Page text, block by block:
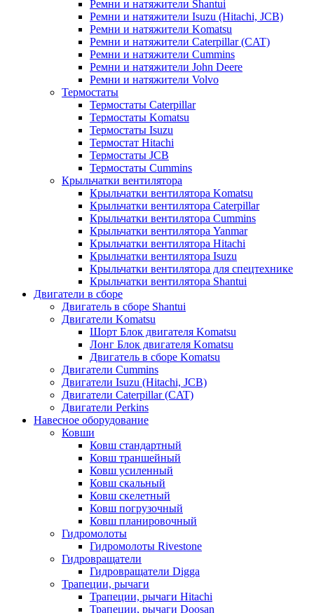
Ремни и натяжители Shantui
Ремни и натяжители Isuzu (Hitachi, JCB)
Ремни и натяжители Komatsu
Ремни и натяжители Caterpillar (CAT)
Ремни и натяжители Cummins
Ремни и натяжители John Deere
Ремни и натяжители Volvo
Термостаты
Термостаты Caterpillar
Термостаты Komatsu
Термостаты Isuzu
Термостат Hitachi
Термостаты JCB
Термостаты Cummins
Крыльчатки вентилятора
Крыльчатки вентилятора Komatsu
Крыльчатки вентилятора Caterpillar
Крыльчатки вентилятора Cummins
Крыльчатки вентилятора Yanmar
Крыльчатки вентилятора Hitachi
Крыльчатки вентилятора Isuzu
Крыльчатки вентилятора для спецтехнике
Крыльчатки вентилятора Shantui
Двигатели в сборе
Двигатель в сборе Shantui
Двигатели Komatsu
Шорт Блок двигателя Komatsu
Лонг Блок двигателя Komatsu
Двигатель в сборе Komatsu
Двигатели Cummins
Двигатели Isuzu (Hitachi, JCB)
Двигатели Caterpillar (CAT)
Двигатели Perkins
Навесное оборудование
Ковши
Ковш стандартный
Ковш траншейный
Ковш усиленный
Ковш скальный
Ковш скелетный
Ковш погрузочный
Ковш планировочный
Гидромолоты
Гидромолоты Rivestone
Гидровращатели
Гидровращатели Digga
Трапеции, рычаги
Трапеции, рычаги Hitachi
Трапеции, рычаги Doosan